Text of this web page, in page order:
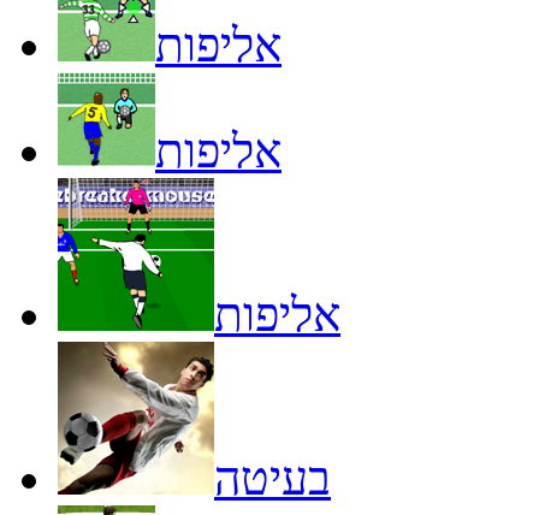
אליפות
אליפות
אליפות
בעיטה